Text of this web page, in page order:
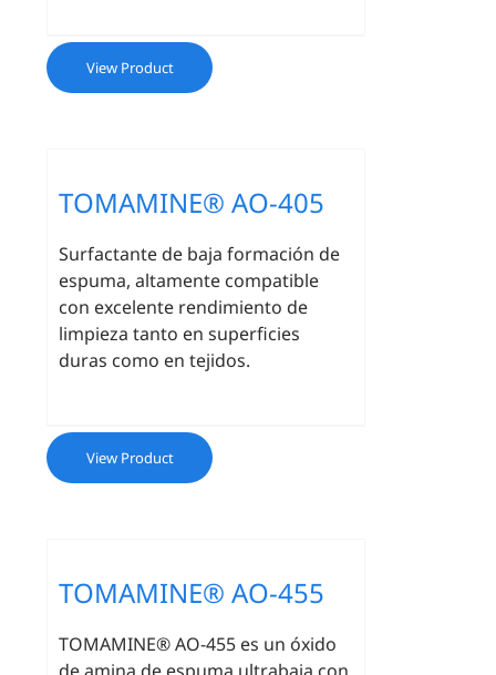
View Product
TOMAMINE® AO-405
Surfactante de baja formación de
espuma, altamente compatible
con excelente rendimiento de
limpieza tanto en superficies
duras como en tejidos.
View Product
TOMAMINE® AO-455
TOMAMINE® AO-455 es un óxido